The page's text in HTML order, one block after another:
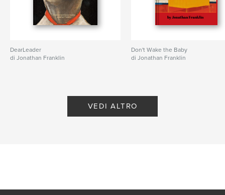
DearLeader
di Jonathan Franklin
Don't Wake the Baby
di Jonathan Franklin
VEDI ALTRO